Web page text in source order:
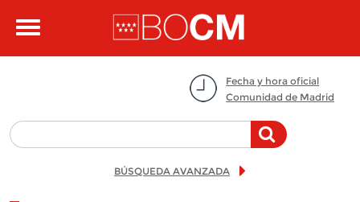
Toggle
Fecha y hora oficial
Comunidad de Madrid
BÚSQUEDA AVANZADA